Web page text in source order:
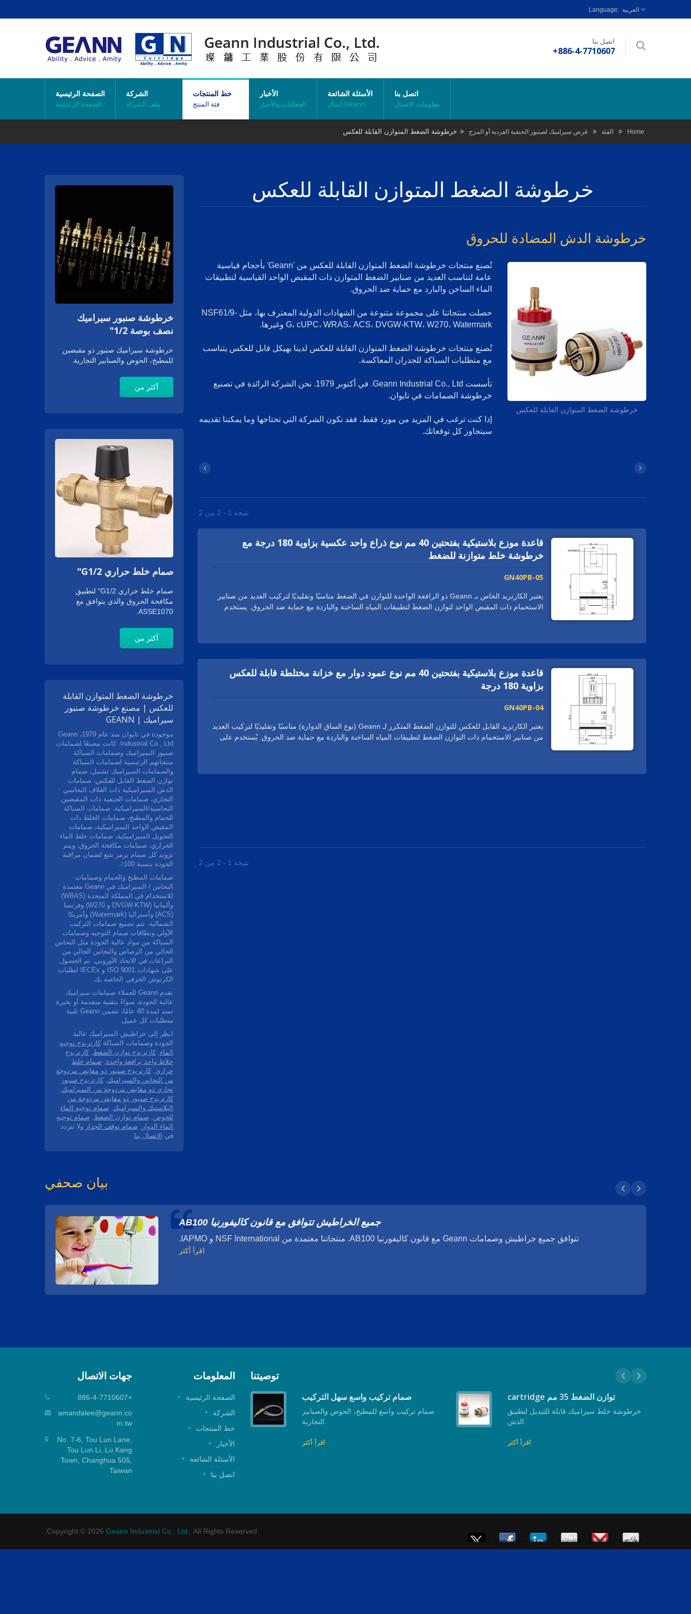
العربية
اتصل بنا
+886-4-7710607
الصفحة الرئيسية
الصفحة الرئيسية
الشركة
ملف الشركة
خط المنتجات
فئة المنتج
الأخبار
الفعاليات والأخبار
الأسئلة الشائعة
اسأل Geann
اتصل بنا
معلومات الاتصال
Home الفئة قرص سيراميك لصنبور الحنفية الفردية أو المزج خرطوشة الضغط المتوازن القابلة للعكس
خرطوشة صنبور سيراميك
نصف بوصة 1/2"
خرطوشة سيراميك صنبور ذو مقبضين
للمطبخ، الحوض والصنابير التجارية.
أكثر من
صمام خلط حراري G1/2"
صمام خلط حراري G1/2" لتطبيق
مكافحة الحروق والذي يتوافق مع
ASSE1070.
أكثر من
خرطوشة الضغط المتوازن القابلة
للعكس | مصنع خرطوشة صنبور
سيراميك | GEANN
موجودة في تايوان منذ عام 1979، Geann
Industrial Co., Ltd. كانت مصنعًا لصمامات
صنبور السيراميك وصمامات السباكة.
منتجاتهم الرئيسية لصمامات السباكة
والصمامات السيراميك تشمل، صمام
توازن الضغط القابل للعكس، صمامات
الدش السيراميكية ذات الغلاف النحاسي
التجاري، صمامات الحنفية ذات المقبضين
النحاسية/السيراميكية، صمامات السباكة
للحمام والمطبخ، صمامات الخلط ذات
المقبض الواحد السيراميكية، صمامات
التحويل السيراميكية، صمامات خلط الماء
الحراري، صمامات مكافحة الحروق، ويتم
تزويد كل صمام برمز تتبع لضمان مراقبة
الجودة بنسبة 100٪.
صمامات المطبخ والحمام وصمامات
النحاس / السيراميك في Geann معتمدة
للاستخدام في المملكة المتحدة (WRAS)
وألمانيا (DVGW-KTW و W270) وفرنسا
(ACS) وأستراليا (Watermark) وأمريكا
الشمالية. تتم تصنيع صمامات التركيب
الأولي وبطاقات صمام التوجيه وصمامات
السباكة من مواد عالية الجودة مثل النحاس
الخالي من الرصاص والنحاس الخالي من
النزاعات في الاتحاد الأوروبي. تم الحصول
على شهادات ISO 9001 و IECEx لطلبات
الكرتوش الخزفي الخاصة بك.
تقدم Geann للعملاء صمامات سيراميك
عالية الجودة، سواءً بتقنية متقدمة أو بخبرة
تمتد لمدة 40 عامًا، تضمن Geann تلبية
متطلبات كل عميل.
انظر إلى خراطيش السيراميك عالية
الجودة وصمامات السباكة كارتريدج توجيه
الماء, كارتريدج توازن الضغط, كارتريدج
خلاط واحد برافعة واحدة, صمام خلط
حراري, كارتريدج صنبور ذو مقابض مزدوجة
من النحاس والسيراميك, كارتريدج صنبور
تجاري ذو مقابض مزدوجة من السيراميك,
كارتريدج صنبور ذو مقابض مزدوجة من
البلاستيك والسيراميك, صمام توجيه الماء
للحوض, صمام توازن الضغط, صمام توجيه
الماء الدوار , صمام توقف الجدار ولا تتردد
في
الاتصال بنا.
خرطوشة الضغط المتوازن القابلة للعكس
خرطوشة الدش المضادة للحروق
خرطوشة الضغط المتوازن القابلة للعكس
تُصنع منتجات خرطوشة الضغط المتوازن القابلة للعكس من 'Geann' بأحجام قياسية
عامة لتناسب العديد من صنابير الضغط المتوازن ذات المقبض الواحد القياسية لتطبيقات
الماء الساخن والبارد مع حماية ضد الحروق.
حصلت منتجاتنا على مجموعة متنوعة من الشهادات الدولية المعترف بها، مثل NSF61/9-
G، cUPC، WRAS، ACS، DVGW-KTW، W270، Watermark وغيرها.
تُصنع منتجات خرطوشة الضغط المتوازن القابلة للعكس لدينا بهيكل قابل للعكس يتناسب
مع متطلبات السباكة للجدران المعاكسة.
تأسست Geann Industrial Co., Ltd. في أكتوبر 1979. نحن الشركة الرائدة في تصنيع
خرطوشة الصمامات في تايوان.
إذا كنت ترغب في المزيد من مورد فقط، فقد نكون الشركة التي تحتاجها وما يمكننا تقديمه
سيتجاوز كل توقعاتك.
نتيجة 1 - 2 من 2
قاعدة موزع بلاستيكية بفتحتين 40 مم نوع ذراع واحد عكسية بزاوية 180 درجة مع
خرطوشة خلط متوازنة للضغط
GN40PB-05
يعتبر الكارتريد الخاص بـ Geann ذو الرافعة الواحدة للتوازن في الضغط مناسبًا وتقليديًا لتركيب العديد من صنابير
الاستحمام ذات المقبض الواحد لتوازن الضغط لتطبيقات المياه الساخنة والباردة مع حماية ضد الحروق. يستخدم
قاعدة موزع بلاستيكية بفتحتين 40 مم نوع عمود دوار مع خزانة مختلطة قابلة للعكس
بزاوية 180 درجة
GN40PB-04
يعتبر الكارتريد القابل للعكس للتوازن الضغط المتكرر لـ Geann (نوع الساق الدوارة) مناسبًا وتقليديًا لتركيب العديد
من صنابير الاستحمام ذات التوازن الضغط لتطبيقات المياه الساخنة والباردة مع حماية ضد الحروق. يُستخدم على
نتيجة 1 - 2 من 2
بيان صحفي
جميع الخراطيش تتوافق مع قانون كاليفورنيا AB100
تتوافق جميع خراطيش وصمامات Geann مع قانون كاليفورنيا AB100. منتجاتنا معتمدة من NSF International و IAPMO.
اقرأ أكثر
جهات الاتصال
+886-4-7710607
amandalee@geann.co
m.tw
No. 7-6, Tou Lun Lane,
Tou Lun Li, Lu Kang
Town, Changhua 505,
Taiwan
المعلومات
الصفحة الرئيسية
الشركة
خط المنتجات
الأخبار
الأسئلة الشائعة
اتصل بنا
توصيتنا
خرطوشة خلط بغطاء علوي 25 مم
خرطوشة خلط بغطاء علوي 25 مم لتطبيق
اقرأ أكثر
صمام تركيب واسع سهل التركيب
صمام تركيب واسع للمطبخ، الحوض والصنابير
اقرأ أكثر
cartridge توازن الضغط 35 مم
خرطوشة خلط سيراميك قابلة للتبديل لتطبيق
اقرأ أكثر
Copyright © 2026 Geann Industrial Co., Ltd.. All Rights Reserved.